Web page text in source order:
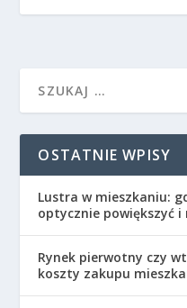
OSTATNIE WPISY
Lustra w mieszkaniu:
optycznie powiększyć
Rynek pierwotny czy
koszty zakupu